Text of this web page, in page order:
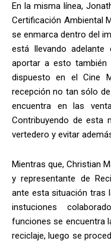
En la misma línea,
Certificación Ambiental
se enmarca dentro del
está llevando
aportar a esto también
dispuesto en el Cine
recepción no tan sólo
encuentra en las
Contribuyendo de esta
vertedero y evitar
Mientras que, Christian
y representante de
ante esta situación tras
instuciones
funciones se encuentra
reciclaje, luego se